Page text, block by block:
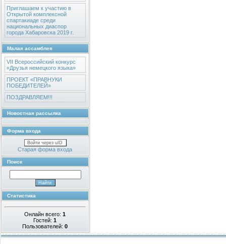
Приглашаем к участию в
Открытой комплексной
спартакиаде среди
национальных диаспор
города Хабаровска 2019 г.
Малая ассамблея
VII Всероссийский конкурс
«Друзья немецкого языка»
ПРОЕКТ «ПРАВНУКИ
ПОБЕДИТЕЛЕЙ»
ПОЗДРАВЛЯЕМ!!!
Новостная рассылка
Форма входа
Войти через uID
Старая форма входа
Поиск
Статистика
Онлайн всего:1
Гостей:1
Пользователей:0